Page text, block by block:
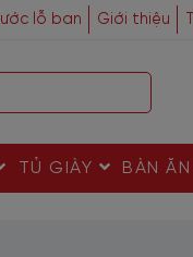
lỗ ban Giới thiệu
TỦ GIÀY BÀN ĂN